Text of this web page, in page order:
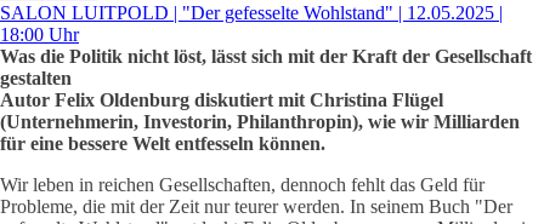
SALON LUITPOLD | "Der gefesselte Wohlstand" | 12.05.2025 |
18:00 Uhr
Was die Politik nicht löst, lässt sich mit der Kraft der Gesellschaft
gestalten
Autor Felix Oldenburg diskutiert mit Christina Flügel
(Unternehmerin, Investorin, Philanthropin), wie wir Milliarden
für eine bessere Welt entfesseln können.
Wir leben in reichen Gesellschaften, dennoch fehlt das Geld für
Probleme, die mit der Zeit nur teurer werden. In seinem Buch "Der